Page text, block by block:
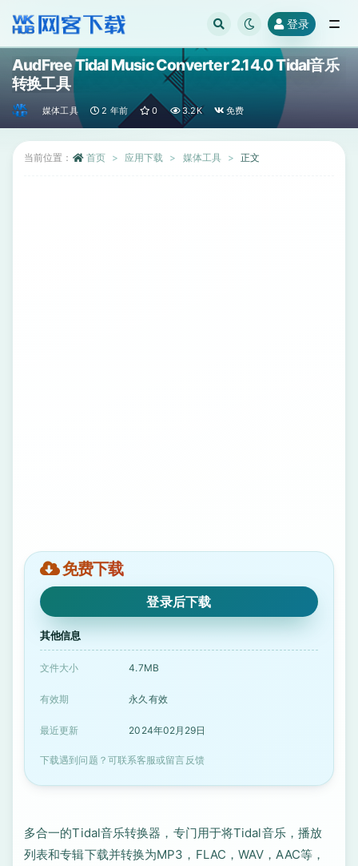
登录
AudFree Tidal Music Converter 2.14.0 Tidal音乐
转换工具
媒体工具 2 年前 0 3.2K 免费
当前位置： 首页 应用下载 媒体工具 正文
免费下载
登录后下载
其他信息
文件大小 4.7MB
有效期 永久有效
最近更新 2024年02月29日
下载遇到问题？可联系客服或留言反馈
多合一的Tidal音乐转换器，专门用于将Tidal音乐，播放
列表和专辑下载并转换为MP3，FLAC，WAV，AAC等，
全部